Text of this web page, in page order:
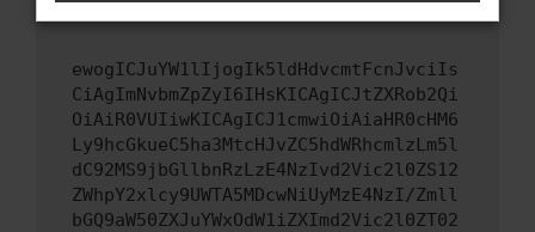
ewogICJuYW1lIjogIk5ldHdvcmtFcnJvciIs
CiAgImNvbmZpZyI6IHsKICAgICJtZXRob2Qi
OiAiR0VUIiwKICAgICJ1cmwiOiAiaHR0cHM6
Ly9hcGkueC5ha3MtcHJvZC5hdWRhcmlzLm5l
dC92MS9jbGllbnRzLzE4NzIvd2Vic2l0ZS12
ZWhpY2xlcy9UWTA5MDcwNiUyMzE4NzI/Zmll
bGQ9aW50ZXJuYWxOdW1iZXImd2Vic2l0ZT02